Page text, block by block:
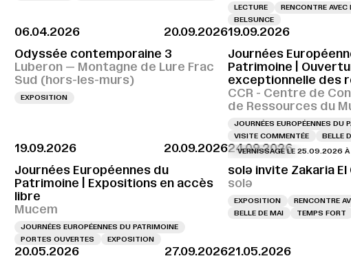
LECTURE
RENCONTRE AVEC
BELSUNCE
06.04.2026
20.09.2026
Odyssée contemporaine 3
Luberon — Montagne de Lure Frac
Sud (hors-les-murs)
EXPOSITION
19.09.2026
Journées
Patrimoine |
exceptionnelle des
CCR - Centre de
de Ressources du
JOURNÉES EUROPÉENNES DU
VISITE COMMENTÉE
BELLE
19.09.2026
20.09.2026
Journées Européennes du
Patrimoine | Expositions en accès
libre
Mucem
JOURNÉES EUROPÉENNES DU PATRIMOINE
PORTES OUVERTES
EXPOSITION
24.09.2026
VERNISSAGE LE 25.09.2026 À 18H
solə invite Zakaria El
solə
EXPOSITION
RENCONTRE
BELLE DE MAI
TEMPS FORT
20.05.2026
27.09.202621.05.2026